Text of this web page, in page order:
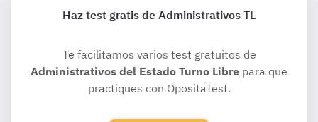
Haz test gratis de Administrativos TL
Te facilitamos varios test gratuitos de
Administrativos del Estado Turno Libre para que
practiques con OpositaTest.